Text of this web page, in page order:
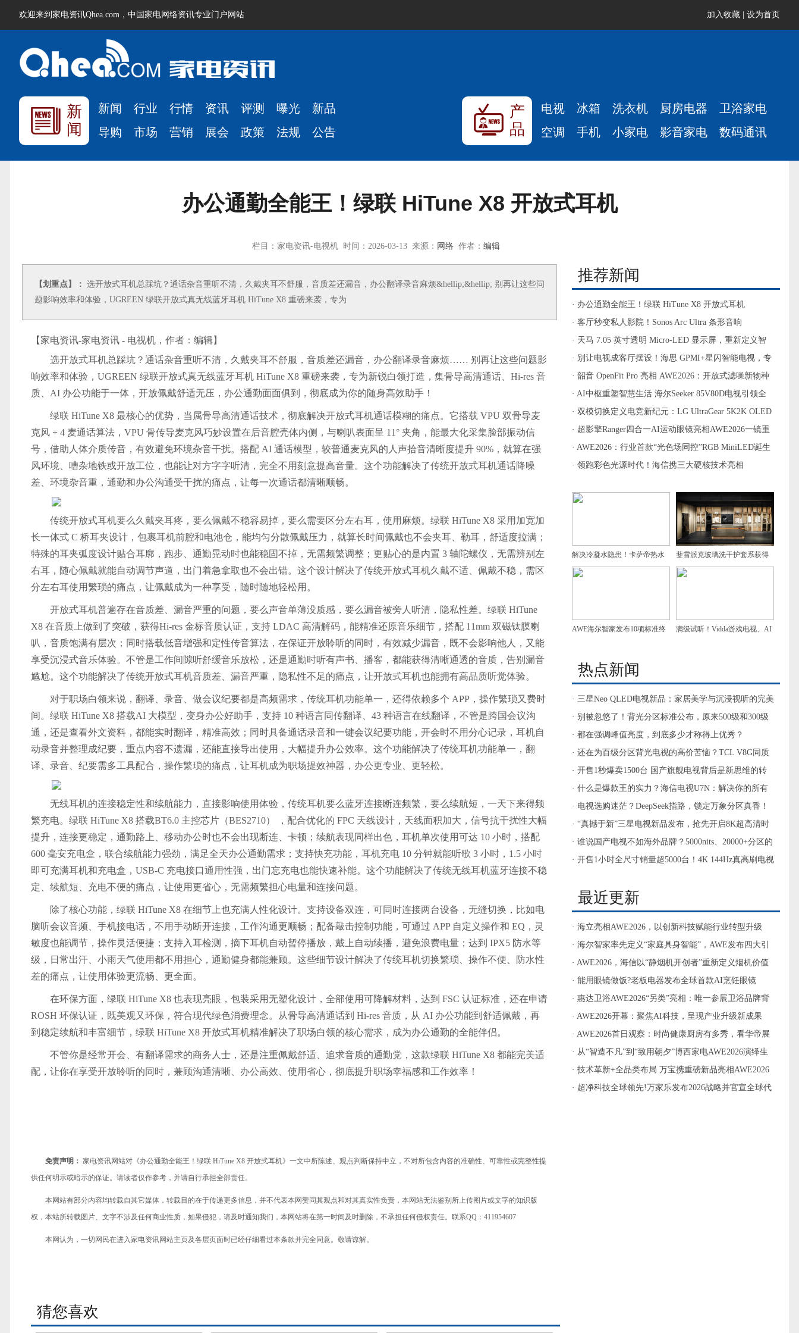
欢迎来到家电资讯Qhea.com，中国家电网络资讯专业门户网站 加入收藏 设为首页
新
闻
新闻 行业 行情 资讯 评测 曝光
新品
导购
市场 营销 展会 政策 法规 公告
产
品
电视 冰箱 洗衣机 厨房电器
卫浴家电
空调
手机 小家电 影音家电 数码通讯
办公通勤全能王！绿联 HiTune X8 开放式耳机
栏目：家电资讯-电视机 时间：2026-03-13 来源： 网络作者： 编辑
【划重点】： 选开放式耳机总踩坑？通话杂音重听不清，久戴夹耳不舒服，音质差还漏音，办公翻译录音麻烦&hellip;&hellip; 别再让这些问
题影响效率和体验，UGREEN 绿联开放式真无线蓝牙耳机 HiTune X8 重磅来袭，专为
【家电资讯-家电资讯 - 电视机，作者： 编辑】
选开放式耳机总踩坑？通话杂音重听不清，久戴夹耳不舒服，音质差还漏音，办公翻译录音麻烦…… 别再让这些问题影
响效率和体验，UGREEN 绿联开放式真无线蓝牙耳机 HiTune X8 重磅来袭，专为新锐白领打造，集骨导高清通话、Hi-res 音
质、AI 办公功能于一体，开放佩戴舒适无压，办公通勤面面俱到，彻底成为你的随身高效助手！
绿联 HiTune X8 最核心的优势，当属骨导高清通话技术，彻底解决开放式耳机通话模糊的痛点。它搭载 VPU 双骨导麦
克风 + 4 麦通话算法，VPU 骨传导麦克风巧妙设置在后音腔壳体内侧，与喇叭表面呈 11° 夹角，能最大化采集脸部振动信
号，借助人体介质传音，有效避免环境杂音干扰。搭配 AI 通话模型，较普通麦克风的人声拾音清晰度提升 90%，就算在强
风环境、嘈杂地铁或开放工位，也能让对方字字听清，完全不用刻意提高音量。这个功能解决了传统开放式耳机通话降噪
差、环境杂音重，通勤和办公沟通受干扰的痛点，让每一次通话都清晰顺畅。
传统开放式耳机要么久戴夹耳疼，要么佩戴不稳容易掉，要么需要区分左右耳，使用麻烦。绿联 HiTune X8 采用加宽加
长一体式 C 桥耳夹设计，包裹耳机前腔和电池仓，能均匀分散佩戴压力，就算长时间佩戴也不会夹耳、勒耳，舒适度拉满；
特殊的耳夹弧度设计贴合耳廓，跑步、通勤晃动时也能稳固不掉，无需频繁调整；更贴心的是内置 3 轴陀螺仪，无需辨别左
右耳，随心佩戴就能自动调节声道，出门着急拿取也不会出错。这个设计解决了传统开放式耳机久戴不适、佩戴不稳，需区
分左右耳使用繁琐的痛点，让佩戴成为一种享受，随时随地轻松用。
开放式耳机普遍存在音质差、漏音严重的问题，要么声音单薄没质感，要么漏音被旁人听清，隐私性差。绿联 HiTune
X8 在音质上做到了突破，获得Hi-res 金标音质认证，支持 LDAC 高清解码，能精准还原音乐细节，搭配 11mm 双磁钛膜喇
叭，音质饱满有层次；同时搭载低音增强和定性传音算法，在保证开放聆听的同时，有效减少漏音，既不会影响他人，又能
享受沉浸式音乐体验。不管是工作间隙听舒缓音乐放松，还是通勤时听有声书、播客，都能获得清晰通透的音质，告别漏音
尴尬。这个功能解决了传统开放式耳机音质差、漏音严重，隐私性不足的痛点，让开放式耳机也能拥有高品质听觉体验。
对于职场白领来说，翻译、录音、做会议纪要都是高频需求，传统耳机功能单一，还得依赖多个 APP，操作繁琐又费时
间。绿联 HiTune X8 搭载AI 大模型，变身办公好助手，支持 10 种语言同传翻译、43 种语言在线翻译，不管是跨国会议沟
通，还是查看外文资料，都能实时翻译，精准高效；同时具备通话录音和一键会议纪要功能，开会时不用分心记录，耳机自
动录音并整理成纪要，重点内容不遗漏，还能直接导出使用，大幅提升办公效率。这个功能解决了传统耳机功能单一，翻
译、录音、纪要需多工具配合，操作繁琐的痛点，让耳机成为职场提效神器，办公更专业、更轻松。
无线耳机的连接稳定性和续航能力，直接影响使用体验，传统耳机要么蓝牙连接断连频繁，要么续航短，一天下来得频
繁充电。绿联 HiTune X8 搭载BT6.0 主控芯片（BES2710） ，配合优化的 FPC 天线设计，天线面积加大，信号抗干扰性大幅
提升，连接更稳定，通勤路上、移动办公时也不会出现断连、卡顿；续航表现同样出色，耳机单次使用可达 10 小时，搭配
600 毫安充电盒，联合续航能力强劲，满足全天办公通勤需求；支持快充功能，耳机充电 10 分钟就能听歌 3 小时，1.5 小时
即可充满耳机和充电盒，USB-C 充电接口通用性强，出门忘充电也能快速补能。这个功能解决了传统无线耳机蓝牙连接不稳
定、续航短、充电不便的痛点，让使用更省心，无需频繁担心电量和连接问题。
除了核心功能，绿联 HiTune X8 在细节上也充满人性化设计。支持设备双连，可同时连接两台设备，无缝切换，比如电
脑听会议音频、 手机接电话，不用手动断开连接，工作沟通更顺畅；配备敲击控制功能，可通过 APP 自定义操作和 EQ，灵
敏度也能调节，操作灵活便捷；支持入耳检测，摘下耳机自动暂停播放，戴上自动续播，避免浪费电量；达到 IPX5 防水等
级，日常出汗、小雨天气使用都不用担心，通勤健身都能兼顾。这些细节设计解决了传统耳机切换繁琐、操作不便、防水性
差的痛点，让使用体验更流畅、更全面。
在环保方面，绿联 HiTune X8 也表现亮眼，包装采用无塑化设计，全部使用可降解材料，达到 FSC 认证标准，还在申请
ROSH 环保认证，既美观又环保，符合现代绿色消费理念。从骨导高清通话到 Hi-res 音质，从 AI 办公功能到舒适佩戴，再
到稳定续航和丰富细节，绿联 HiTune X8 开放式耳机精准解决了职场白领的核心需求，成为办公通勤的全能伴侣。
不管你是经常开会、有翻译需求的商务人士，还是注重佩戴舒适、追求音质的通勤党，这款绿联 HiTune X8 都能完美适
配，让你在享受开放聆听的同时，兼顾沟通清晰、办公高效、使用省心，彻底提升职场幸福感和工作效率！
免责声明： 家电资讯网站对《办公通勤全能王！绿联 HiTune X8 开放式耳机》一文中所陈述、观点判断保持中立，不对所包含内容的准确性、可靠性或完整性提
供任何明示或暗示的保证。请读者仅作参考，并请自行承担全部责任。
本网站有部分内容均转载自其它媒体，转载目的在于传递更多信息，并不代表本网赞同其观点和对其真实性负责，本网站无法鉴别所上传图片或文字的知识版
权，本站所转载图片、文字不涉及任何商业性质，如果侵犯，请及时通知我们，本网站将在第一时间及时删除，不承担任何侵权责任。联系QQ：411954607
本网认为，一切网民在进入家电资讯网站主页及各层页面时已经仔细看过本条款并完全同意。敬请谅解。
猜您喜欢
推荐新闻
· 办公通勤全能王！绿联 HiTune X8 开放式耳机
· 客厅秒变私人影院！Sonos Arc Ultra 条形音响
· 天马 7.05 英寸透明 Micro-LED 显示屏，重新定义智
能交互
· 别让电视成客厅摆设！海思 GPMI+星闪智能电视，专
治各种用机不爽
· 韶音 OpenFit Pro 亮相 AWE2026：开放式滤噪新物种
重塑听觉体验
· AI中枢重塑智慧生活 海尔Seeker 85V80D电视引领全
屋智能新范式
· 双模切换定义电竞新纪元：LG UltraGear 5K2K OLED
显示器全球首发亮相2026 AWE
· 超影擎Ranger四合一AI运动眼镜亮相AWE2026一镜重
构户外智能新体验
· AWE2026：行业首款“光色场同控”RGB MiniLED诞生
· 领跑彩色光源时代！海信携三大硬核技术亮相
解决冷凝水隐患！卡萨帝热水
器斩获艾普兰奖，树行业绿色
斐雪派克玻璃洗干护套系获得
艾普兰创新奖！
AWE海尔智家发布10项标准终 满级试听！Vidda游戏电视、AI
热点新闻
· 三星Neo QLED电视新品：家居美学与沉浸视听的完美
融合
· 别被忽悠了！背光分区标准公布，原来500级和300级
体验没差距
· 都在强调峰值亮度，到底多少才称得上优秀？
· 还在为百级分区背光电视的高价苦恼？TCL V8G同质
价更香！
· 开售1秒爆卖1500台 国产旗舰电视背后是新思维的转
变
· 什么是爆款王的实力？海信电视U7N：解决你的所有
影音需求
· 电视选购迷茫？DeepSeek指路，锁定万象分区真香！
· “真撼于新”三星电视新品发布，抢先开启8K超高清时
代大门
· 谁说国产电视不如海外品牌？5000nits、20000+分区的
电视你见过没？
· 开售1小时全尺寸销量超5000台！4K 144Hz真高刷电视
最近更新
· 海立亮相AWE2026，以创新科技赋能行业转型升级
· 海尔智家率先定义“家庭具身智能”，AWE发布四大引
领实力
· AWE2026，海信以“静烟机开创者”重新定义烟机价值
标准
· 能用眼镜做饭?老板电器发布全球首款AI烹饪眼镜
· 惠达卫浴AWE2026“另类”亮相：唯一参展卫浴品牌背
后的战略升维
· AWE2026开幕：聚焦AI科技，呈现产业升级新成果
· AWE2026首日观察：时尚健康厨房有多秀，看华帝展
馆就够了！
· 从“智造不凡”到“致用朝夕”博西家电AWE2026演绎生
活质感
· 技术革新+全品类布局 万宝携重磅新品亮相AWE2026
· 超净科技全球领先!万家乐发布2026战略并官宣全球代